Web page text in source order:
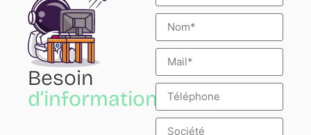
Besoin
d’informations?